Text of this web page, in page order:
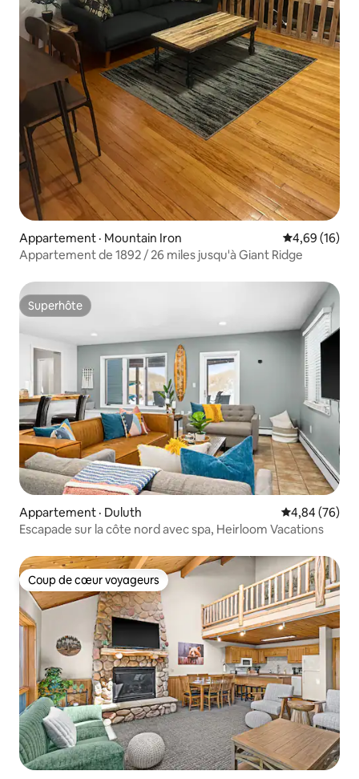
Appartement · Mountain Iron Note
4,69 (16)
Appartement de 1892 / 26 miles jusqu'à Giant Ridge
Superhôte
Superhôte
Appartement · Duluth Note
4,84 (76)
Escapade sur la côte nord avec spa, Heirloom Vacations
Coup de cœur voyageurs
Coup de cœur voyageurs